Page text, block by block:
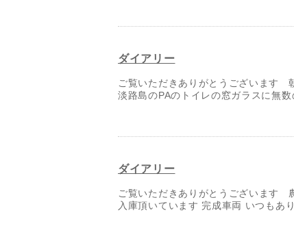
ダイアリー
ご覧いただきありがとうございます
淡路島のPAのトイレの窓ガラスに無
ダイアリー
ご覧いただきありがとうございます
入庫頂いています 完成車両 いつもあ